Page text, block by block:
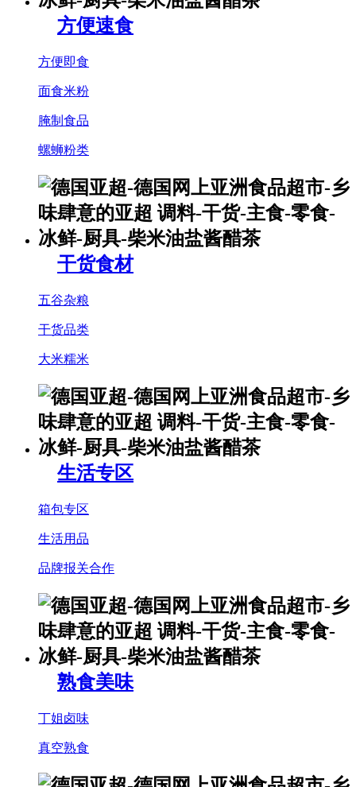
方便速食
方便即食
面食米粉
腌制食品
螺蛳粉类
干货食材
五谷杂粮
干货品类
大米糯米
生活专区
箱包专区
生活用品
品牌报关合作
熟食美味
丁姐卤味
真空熟食